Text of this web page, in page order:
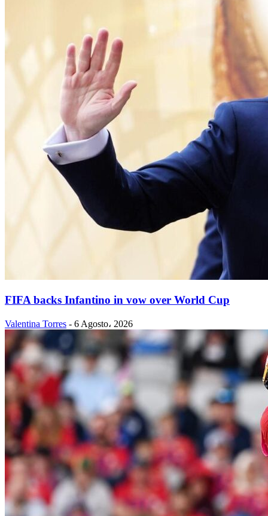
FIFA backs Infantino in vow over World Cup
Valentina Torres - 6 Agosto، 2026